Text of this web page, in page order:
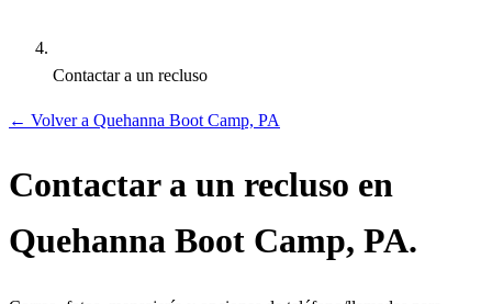
Contactar a un recluso
← Volver a Quehanna Boot Camp, PA
Contactar a un recluso en
Quehanna Boot Camp, PA.